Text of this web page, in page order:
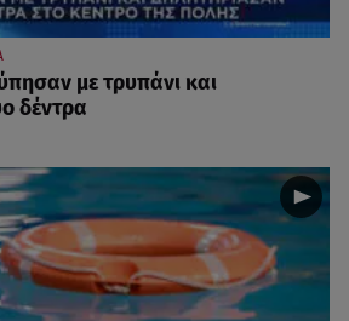
με τρυπάνι και
δέντρα